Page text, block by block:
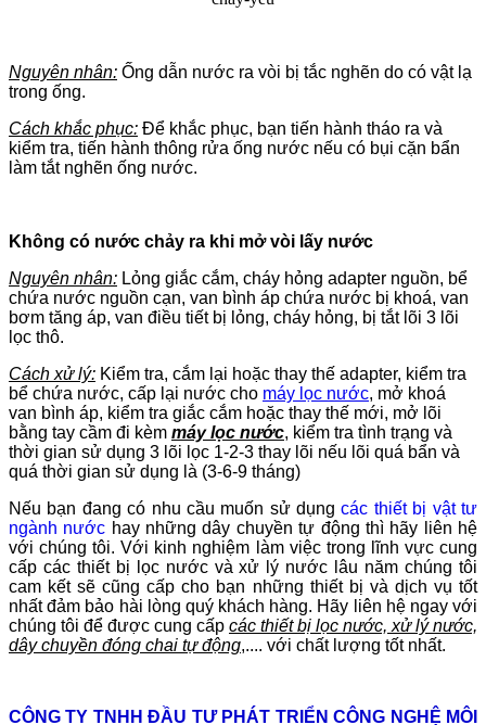
Nguyên nhân: Ống dẫn nước ra vòi bị tắc nghẽn do có vật lạ
trong ống.
Cách khắc phục: Để khắc phục, bạn tiến hành tháo ra và
kiểm tra, tiến hành thông rửa ống nước nếu có bụi cặn bẩn
làm tắt nghẽn ống nước.
Không có nước chảy ra khi mở vòi lấy nước
Nguyên nhân: Lỏng giắc cắm, cháy hỏng adapter nguồn, bể
chứa nước nguồn cạn, van bình áp chứa nước bị khoá, van
bơm tăng áp, van điều tiết bị lỏng, cháy hỏng, bị tắt lõi 3 lõi
lọc thô.
Cách xử lý: Kiểm tra, cắm lại hoặc thay thế adapter, kiểm tra
bể chứa nước, cấp lại nước cho máy lọc nước, mở khoá
van bình áp, kiểm tra giắc cắm hoặc thay thế mới, mở lõi
bằng tay cầm đi kèm máy lọc nước, kiểm tra tình trạng và
thời gian sử dụng 3 lõi lọc 1-2-3 thay lõi nếu lõi quá bẩn và
quá thời gian sử dụng là (3-6-9 tháng)
Nếu bạn đang có nhu cầu muốn sử dụngcác thiết bị vật tư
ngành nước hay những dây chuyền tự động thì hãy liên hệ
với chúng tôi. Với kinh nghiệm làm việc trong lĩnh vực cung
cấp các thiết bị lọc nước và xử lý nước lâu năm chúng tôi
cam kết sẽ cũng cấp cho bạn những thiết bị và dịch vụ tốt
nhất đảm bảo hài lòng quý khách hàng. Hãy liên hệ ngay với
chúng tôi để được cung cấp các thiết bị lọc nước, xử lý nước,
dây chuyền đóng chai tự động,.... với chất lượng tốt nhất.
CÔNG TY TNHH ĐẦU TƯ PHÁT TRIỂN CÔNG NGHỆ MÔI